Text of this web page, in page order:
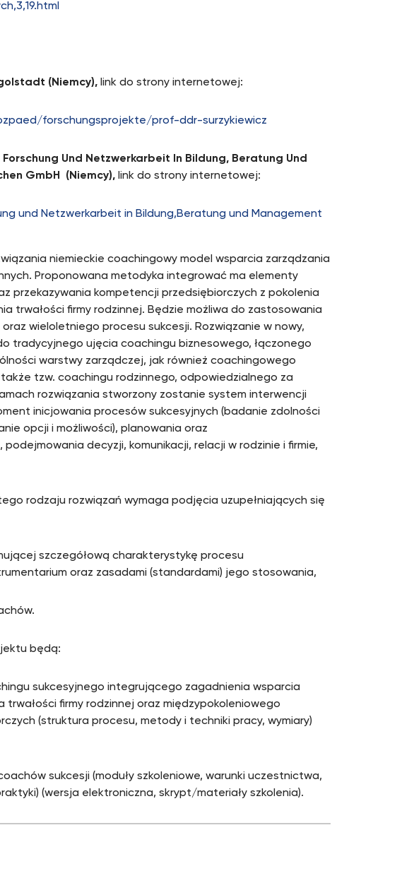
(Niemcy), link do strony internetowej:
forschungsprojekte/prof-ddr-surzykiewicz
Und Netzwerkarbeit In Bildung, Beratung Und
GmbH (Niemcy), link do strony internetowej:
und Netzwerkarbeit in Bildung,Beratung und Management
niemieckie coachingowy model wsparcia zarządzania
Proponowana metodyka integrować ma elementy
przekazywania kompetencji przedsiębiorczych z pokolenia
trwałości firmy rodzinnej. Będzie możliwa do zastosowania
wieloletniego procesu sukcesji. Rozwiązanie w nowy,
tradycyjnego ujęcia coachingu biznesowego, łączonego
warstwy zarządczej, jak również coachingowego
tzw. coachingu rodzinnego, odpowiedzialnego za
rozwiązania stworzony zostanie system interwencji
inicjowania procesów sukcesyjnych (badanie zdolności
opcji i możliwości), planowania oraz
decyzji, komunikacji, relacji w rodzinie i firmie,
rodzaju rozwiązań wymaga podjęcia uzupełniających się
szczegółową charakterystykę procesu
oraz zasadami (standardami) jego stosowania,
będą:
sukcesyjnego integrującego zagadnienia wsparcia
firmy rodzinnej oraz międzypokoleniowego
(struktura procesu, metody i techniki pracy, wymiary)
sukcesji (moduły szkoleniowe, warunki uczestnictwa,
(wersja elektroniczna, skrypt/materiały szkolenia).